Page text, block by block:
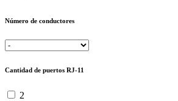
Número de conductores
Cantidad de puertos RJ-11
2